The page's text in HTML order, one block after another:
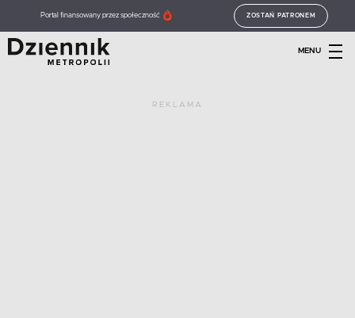
Portal finansowany przez społeczność ZOSTAŃ PATRONEM
MENU
REKLAMA